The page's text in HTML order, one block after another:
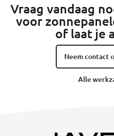
Vraag vandaag
voor
of laat je
Neem contact
Alle